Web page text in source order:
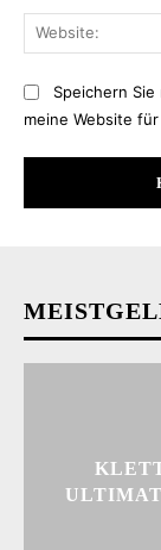
Speichern
meine Website